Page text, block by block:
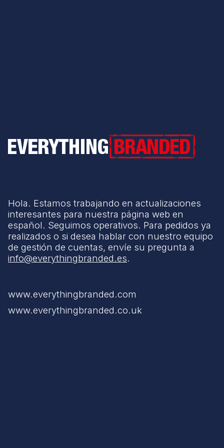
Everything Branded
Hola. Estamos trabajando en actualizaciones
interesantes para nuestra página web en
español. Seguimos operativos. Para pedidos ya
realizados o si desea hablar con nuestro equipo
de gestión de cuentas, envíe su pregunta a
info@everythingbranded.es.
www.everythingbranded.com
www.everythingbranded.co.uk